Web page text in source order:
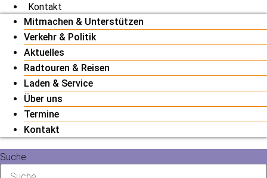
Kontakt
Mitmachen & Unterstützen
Verkehr & Politik
Aktuelles
Radtouren & Reisen
Laden & Service
Über uns
Termine
Kontakt
Suche